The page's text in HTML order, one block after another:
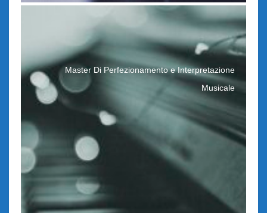
Master Di Perfezionamento e Interpretazione
Musicale